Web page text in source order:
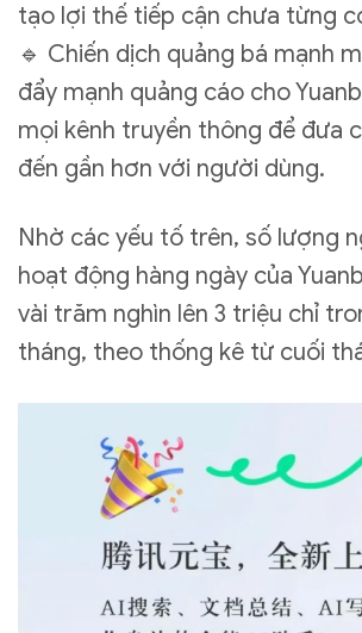
tạo lợi thế tiếp cận chưa từng
🔹 Chiến dịch quảng bá mạnh
đẩy mạnh quảng cáo cho
mọi kênh truyền thông để đưa
đến gần hơn với người dùng.
Nhờ các yếu tố trên, số lượng
hoạt động hàng ngày của
vài trăm nghìn lên 3 triệu chỉ
tháng, theo thống kê từ cuối